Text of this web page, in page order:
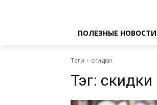
ПОЛЕЗНЫЕ НОВОСТИ
Теги скидки
Тэг: скидки